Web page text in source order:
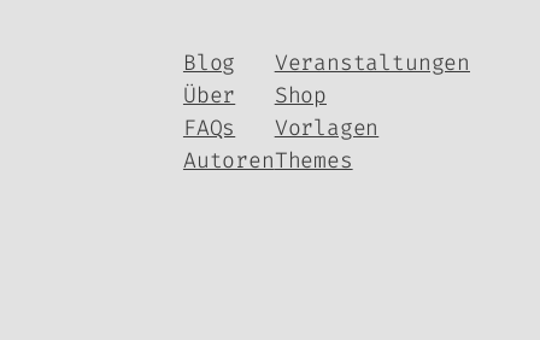
Blog
Über
FAQs
Autoren
Veranstaltungen
Shop
Vorlagen
Themes